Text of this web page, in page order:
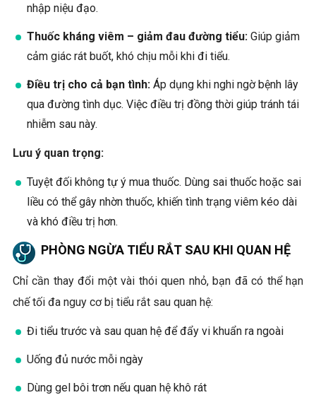
nhập niệu đạo.
Thuốc kháng viêm – giảm đau đường tiểu:Giúp giảm
cảm giác rát buốt, khó chịu mỗi khi đi tiểu.
Điều trị cho cả bạn tình:Áp dụng khi nghi ngờ bệnh lây
qua đường tình dục. Việc điều trị đồng thời giúp tránh tái
nhiễm sau này.
Lưu ý quan trọng:
Tuyệt đối không tự ý mua thuốc. Dùng sai thuốc hoặc sai
liều có thể gây nhờn thuốc, khiến tình trạng viêm kéo dài
và khó điều trị hơn.
PHÒNG NGỪA TIỂU RẮT SAU KHI QUAN HỆ
Chỉ cần thay đổi một vài thói quen nhỏ, bạn đã có thể hạn
chế tối đa nguy cơ bị tiểu rắt sau quan hệ:
Đi tiểu trước và sau quan hệ để đẩy vi khuẩn ra ngoài
Uống đủ nước mỗi ngày
Dùng gel bôi trơn nếu quan hệ khô rát